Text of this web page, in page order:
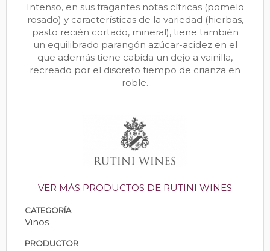
Intenso, en sus fragantes notas cítricas (pomelo
rosado) y características de la variedad (hierbas,
pasto recién cortado, mineral), tiene también
un equilibrado parangón azúcar-acidez en el
que además tiene cabida un dejo a vainilla,
recreado por el discreto tiempo de crianza en
roble.
VER MÁS PRODUCTOS DE RUTINI WINES
CATEGORÍA
Vinos
PRODUCTOR